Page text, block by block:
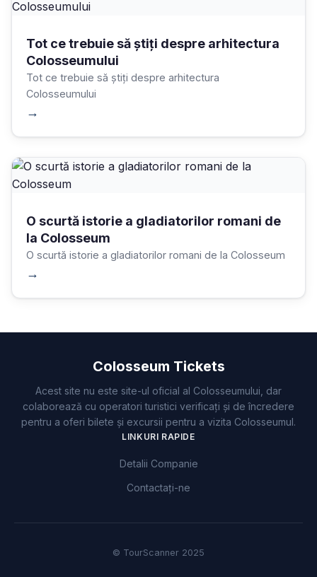
Tot ce trebuie să știți despre arhitectura
Colosseumului
Tot ce trebuie să știți despre arhitectura
Colosseumului
→
O scurtă istorie a gladiatorilor romani de
la Colosseum
O scurtă istorie a gladiatorilor romani de la Colosseum
→
Colosseum Tickets
Acest site nu este site-ul oficial al Colosseumului, dar
colaborează cu operatori turistici verificați și de încredere
pentru a oferi bilete și excursii pentru a vizita Colosseumul.
LINKURI RAPIDE
Detalii Companie
Contactați-ne
© TourScanner 2025